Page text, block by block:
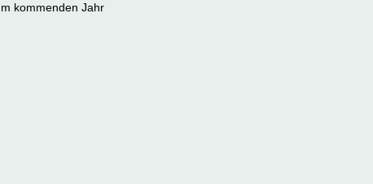
kommenden Jahr